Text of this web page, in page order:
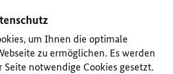
um Ihnen die optimale
zu ermöglichen. Es werden
notwendige Cookies gesetzt.